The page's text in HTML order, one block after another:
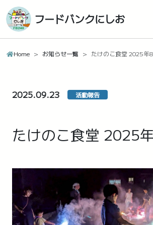
フードバンクにしお
Home お知らせ一覧 たけのこ食堂 2025年
2025.09.23 活動報告
たけのこ食堂 2025